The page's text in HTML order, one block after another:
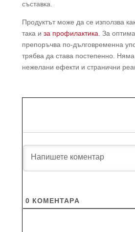
съставка.
Продуктът може да се използва
така и за профилактика . За
препоръчва по-дълговременна
трябва да става постепенно.
нежелани ефекти и странични
0 КОМЕНТАРA